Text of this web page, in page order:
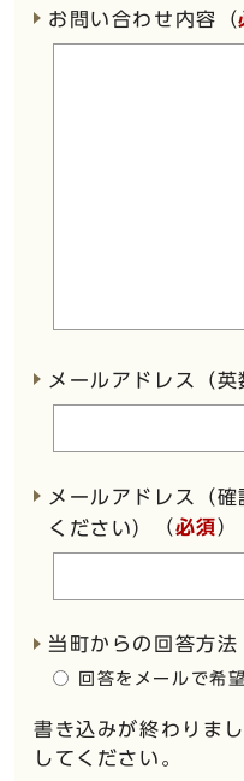
お問い合わせ内容（
メールアドレス（
メールアドレス（
ください）
（必須）
当町からの回答方法
回答をメールで希望
書き込みが終わりま
してください。